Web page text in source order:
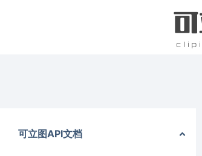
可立图API文档